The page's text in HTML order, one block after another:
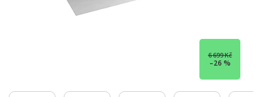
6 699 Kč
–26 %